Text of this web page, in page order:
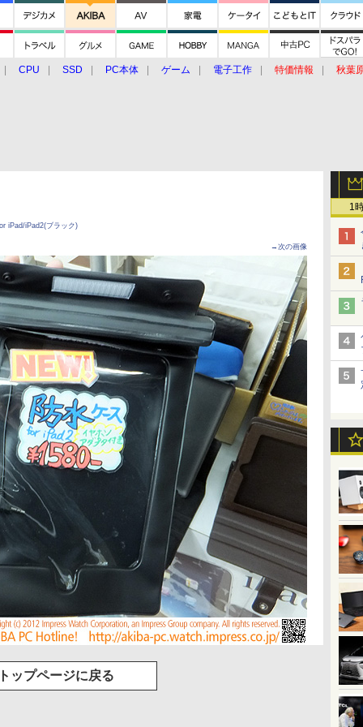
CPU SSD PC本体 ゲーム 電子工作 特価情報
秋葉
1
iPad/iPad2(ブラック)
→次の画像
ップページに戻る